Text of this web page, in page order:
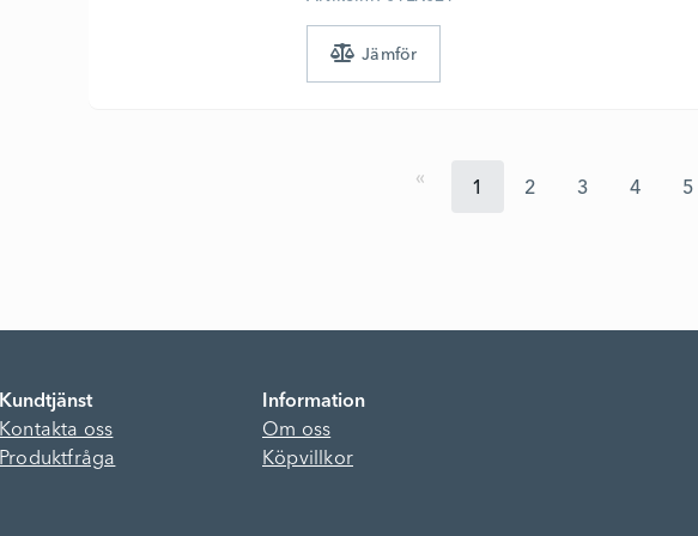
1 2 3 4 5
Kundtjänst
Kontakta oss
Produktfråga
Information
Om oss
Köpvillkor